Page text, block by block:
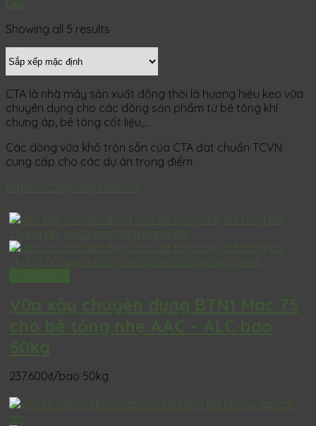
Showing all 5 results
CTA là nhà máy sản xuất đồng thời là hương hiệu keo vữa
chuyên dụng cho các dòng sản phẩm từ bê tông khí
chưng áp, bê tông cốt liệu,…
Các dòng vữa khô trộn sẵn của CTA đat chuẩn TCVN
cung cấp cho các dự án trọng điểm.
Vữa xây chuyên dụng BTN1 Mac 75
cho bê tông nhẹ AAC – ALC bao
50kg
237.600₫/bao 50kg